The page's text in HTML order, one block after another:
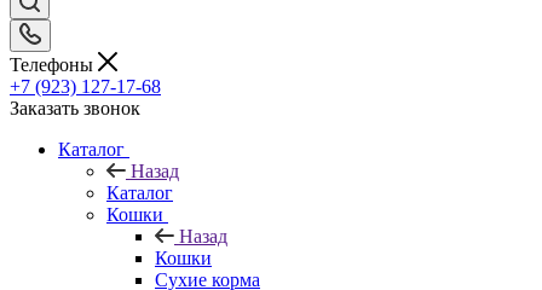
Телефоны
+7 (923) 127-17-68
Заказать звонок
Каталог
Назад
Каталог
Кошки
Назад
Кошки
Сухие корма